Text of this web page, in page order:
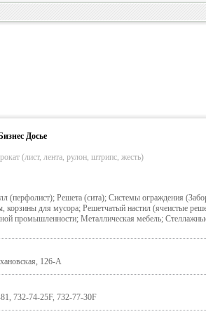
Досье
(лист, лента, рулон, штрипс, жесть)
(перфолист); Решета (сита); Системы ограждения
корзины для мусора; Решетчатый настил (ячеистые
промышленности; Металлическая мебель;
126-А
732-74-25F, 732-77-30F